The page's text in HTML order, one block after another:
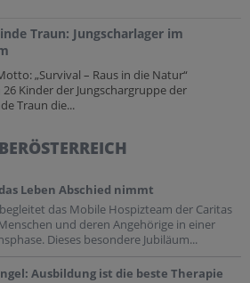
Traun: Jungscharlager im
„Survival – Raus in die Natur“
Kinder der Jungschargruppe der
Traun die...
Leben Abschied nimmt
das Mobile Hospizteam der Caritas
und deren Angehörige in einer
Dieses besondere Jubiläum...
Ausbildung ist die beste Therapie